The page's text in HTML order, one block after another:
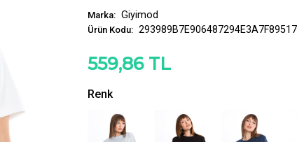
Marka: Giyimod
Ürün Kodu:
559,86 TL
Renk